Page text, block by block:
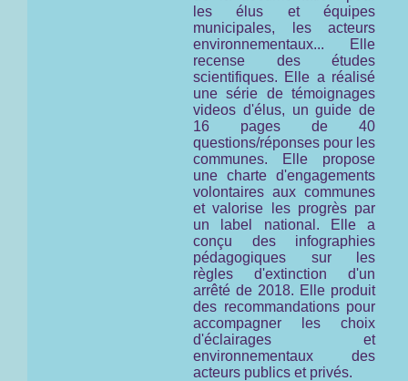
les élus et équipes
municipales, les acteurs
environnementaux... Elle
recense des études
scientifiques. Elle a réalisé
une série de témoignages
videos d'élus, un guide de
16 pages de 40
questions/réponses pour les
communes. Elle propose
une charte d'engagements
volontaires aux communes
et valorise les progrès par
un label national. Elle a
conçu des infographies
pédagogiques sur les
règles d'extinction d'un
arrêté de 2018. Elle produit
des recommandations pour
accompagner les choix
d'éclairages et
environnementaux des
acteurs publics et privés.